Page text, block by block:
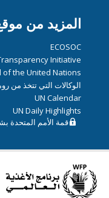
المزيد من
ECOSOC
Initiative
of the United Nations
الوكالات التي تتخذ من
UN Calendar
UN Daily Highlights
قمة الأمم المتحدة